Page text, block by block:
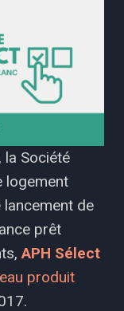
la Société
logement
lancement de
prêt
APH Sélect
produit